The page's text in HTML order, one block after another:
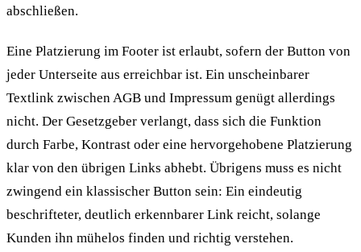
abschließen.
Eine Platzierung im Footer ist erlaubt, sofern der Button von
jeder Unterseite aus erreichbar ist. Ein unscheinbarer
Textlink zwischen AGB und Impressum genügt allerdings
nicht. Der Gesetzgeber verlangt, dass sich die Funktion
durch Farbe, Kontrast oder eine hervorgehobene Platzierung
klar von den übrigen Links abhebt. Übrigens muss es nicht
zwingend ein klassischer Button sein: Ein eindeutig
beschrifteter, deutlich erkennbarer Link reicht, solange
Kunden ihn mühelos finden und richtig verstehen.